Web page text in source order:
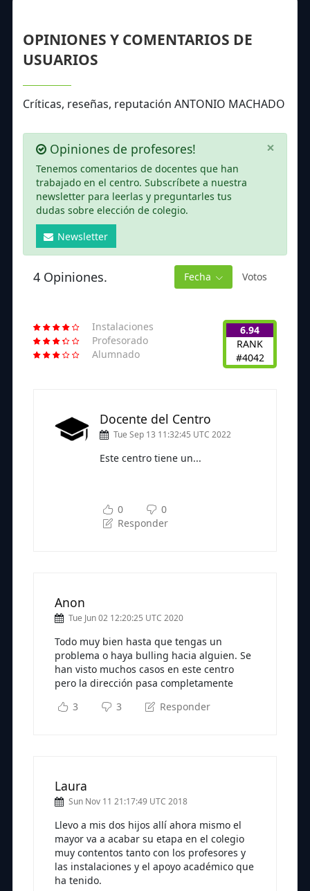
OPINIONES Y COMENTARIOS DE
USUARIOS
Críticas, reseñas, reputación ANTONIO MACHADO
×
Opiniones de profesores!
Tenemos comentarios de docentes que han
trabajado en el centro. Subscríbete a nuestra
newsletter para leerlas y preguntarles tus
dudas sobre elección de colegio.
Newsletter
4 Opiniones. Fecha Votos
Instalaciones
Profesorado
Alumnado
6.94
RANK
#4042
Docente del Centro
Tue Sep 13 11:32:45 UTC 2022
Este centro tiene un...
0
0
Responder
Anon
Tue Jun 02 12:20:25 UTC 2020
Todo muy bien hasta que tengas un
problema o haya bulling hacia alguien. Se
han visto muchos casos en este centro
pero la dirección pasa completamente
3
3 Responder
Laura
Sun Nov 11 21:17:49 UTC 2018
Llevo a mis dos hijos allí ahora mismo el
mayor va a acabar su etapa en el colegio
muy contentos tanto con los profesores y
las instalaciones y el apoyo académico que
ha tenido.